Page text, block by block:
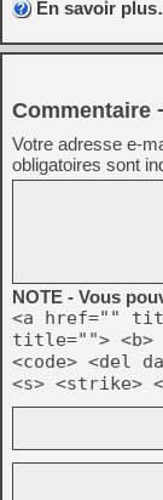
En savoir
Commentaire
Votre adresse e-
obligatoires sont
NOTE - Vous
<a href=""
title=""> <b>
<code> <del
<s> <strike>